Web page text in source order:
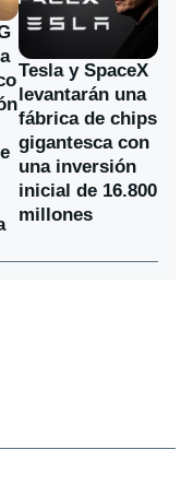
Tesla y SpaceX
levantarán una
fábrica de chips
gigantesca con
una inversión
inicial de 16.800
millones